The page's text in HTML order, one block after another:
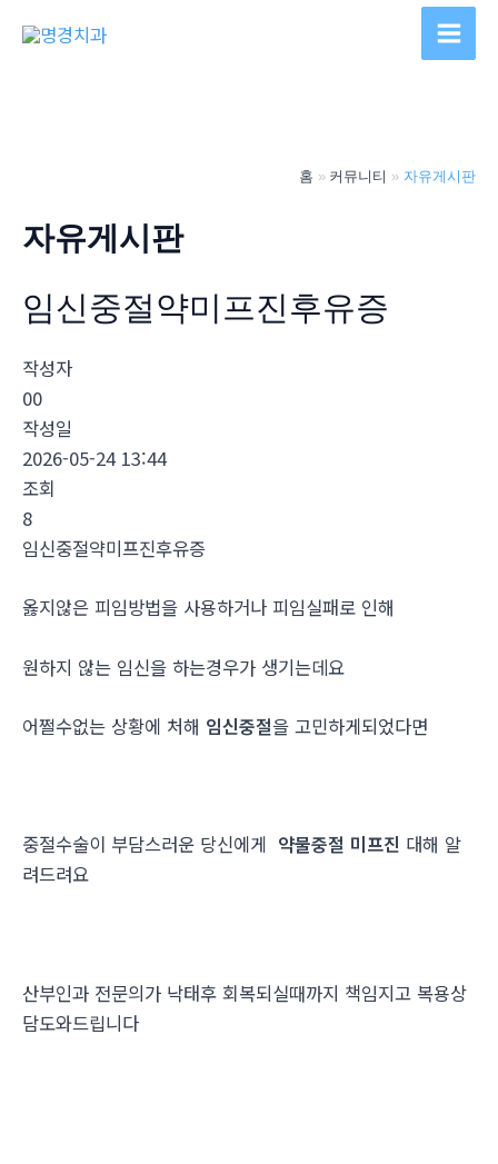
Main
홈 커뮤니티 자유게시판
자유게시판
임신중절약미프진후유증
작성자
00
작성일
2026-05-24 13:44
조회
8
임신중절약미프진후유증
옳지않은 피임방법을 사용하거나 피임실패로 인해
원하지 않는 임신을 하는경우가 생기는데요
어쩔수없는 상황에 처해 임신중절을 고민하게되었다면
중절수술이 부담스러운 당신에게 약물중절 미프진 대해 알
려드려요
산부인과 전문의가 낙태후 회복되실때까지 책임지고 복용상
담도와드립니다